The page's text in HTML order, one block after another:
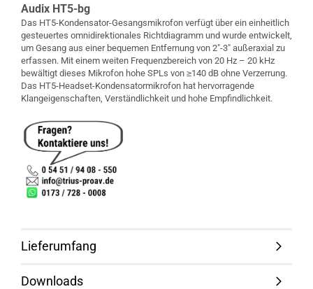
Audix HT5-bg
Das HT5-Kondensator-Gesangsmikrofon verfügt über ein einheitlich
gesteuertes omnidirektionales Richtdiagramm und wurde entwickelt,
um Gesang aus einer bequemen Entfernung von 2″-3″ außeraxial zu
erfassen. Mit einem weiten Frequenzbereich von 20 Hz – 20 kHz
bewältigt dieses Mikrofon hohe SPLs von ≥140 dB ohne Verzerrung.
Das HT5-Headset-Kondensatormikrofon hat hervorragende
Klangeigenschaften, Verständlichkeit und hohe Empfindlichkeit.
Lieferumfang
Downloads